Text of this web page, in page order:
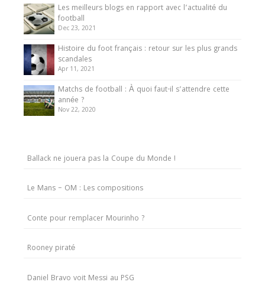
Les meilleurs blogs en rapport avec l’actualité du
football
Dec 23, 2021
Histoire du foot français : retour sur les plus grands
scandales
Apr 11, 2021
Matchs de football : À quoi faut-il s’attendre cette
année ?
Nov 22, 2020
Ballack ne jouera pas la Coupe du Monde !
Le Mans – OM : Les compositions
Conte pour remplacer Mourinho ?
Rooney piraté
Daniel Bravo voit Messi au PSG